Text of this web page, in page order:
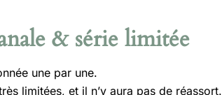
& série limitée
une par une.
limitées, et il n’y aura pas de réassort.